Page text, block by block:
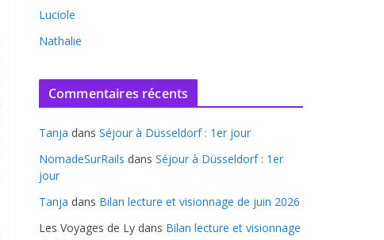
Luciole
Nathalie
Commentaires récents
Tanja dans Séjour à Düsseldorf : 1er jour
NomadeSurRails dans Séjour à Düsseldorf : 1er
jour
Tanja dans Bilan lecture et visionnage de juin 2026
Les Voyages de Ly dans Bilan lecture et visionnage